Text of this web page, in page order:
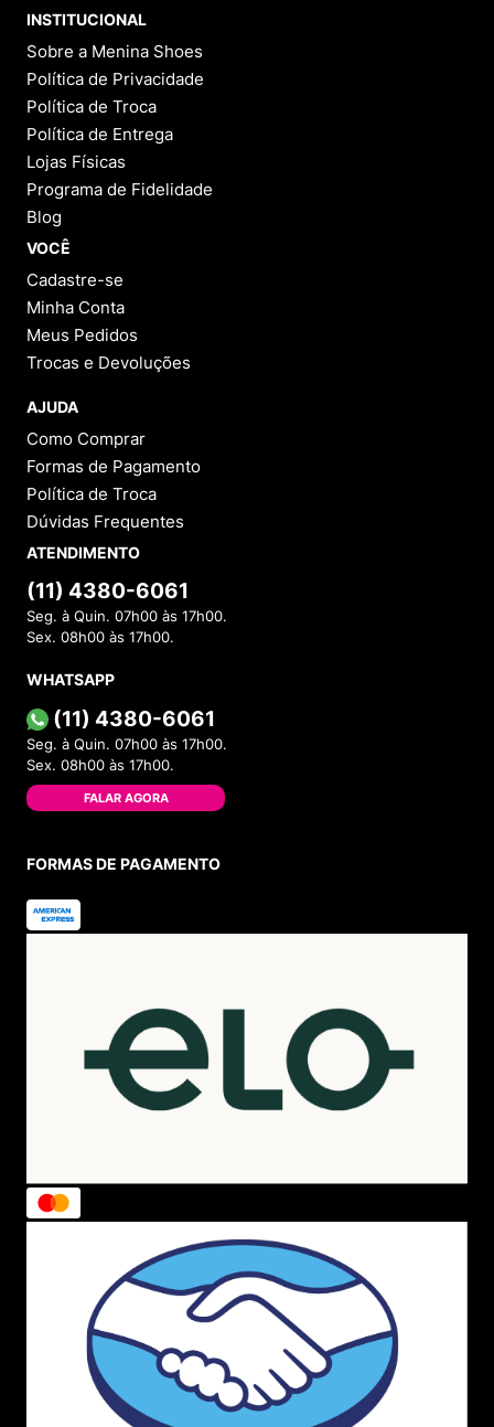
INSTITUCIONAL
Sobre a Menina Shoes
Política de Privacidade
Política de Troca
Política de Entrega
Lojas Físicas
Programa de Fidelidade
Blog
VOCÊ
Cadastre-se
Minha Conta
Meus Pedidos
Trocas e Devoluções
AJUDA
Como Comprar
Formas de Pagamento
Política de Troca
Dúvidas Frequentes
ATENDIMENTO
(11) 4380-6061
Seg. à Quin. 07h00 às 17h00.
Sex. 08h00 às 17h00.
WHATSAPP
(11) 4380-6061
Seg. à Quin. 07h00 às 17h00.
Sex. 08h00 às 17h00.
FALAR AGORA
FORMAS DE PAGAMENTO